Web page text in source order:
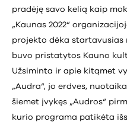
pradėję savo kelią kaip
„Kaunas 2022“
projekto dėka startavusias
buvo pristatytos Kauno
Užsiminta ir apie kitąmet
„Audra“, jo erdves,
šiemet įvykęs „Audros“
kurio programa patikėta